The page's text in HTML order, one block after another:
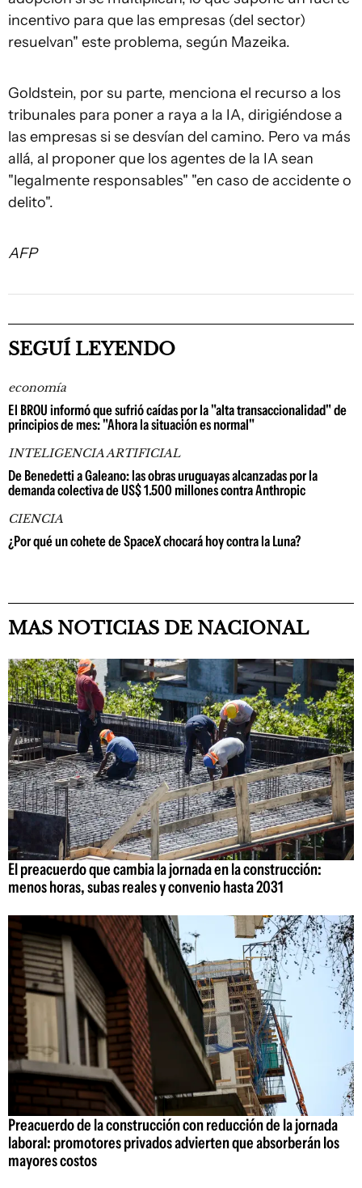
incentivo para que las empresas (del sector)
resuelvan" este problema, según Mazeika.
Goldstein, por su parte, menciona el recurso a los
tribunales para poner a raya a la IA, dirigiéndose a
las empresas si se desvían del camino. Pero va más
allá, al proponer que los agentes de la IA sean
"legalmente responsables" "en caso de accidente o
delito".
AFP
SEGUÍ LEYENDO
economía
El BROU informó que sufrió caídas por la "alta transaccionalidad" de
principios de mes: "Ahora la situación es normal"
INTELIGENCIA ARTIFICIAL
De Benedetti a Galeano: las obras uruguayas alcanzadas por la
demanda colectiva de US$ 1.500 millones contra Anthropic
CIENCIA
¿Por qué un cohete de SpaceX chocará hoy contra la Luna?
MAS NOTICIAS DE NACIONAL
El preacuerdo que cambia la jornada en la construcción:
menos horas, subas reales y convenio hasta 2031
Preacuerdo de la construcción con reducción de la jornada
laboral: promotores privados advierten que absorberán los
mayores costos